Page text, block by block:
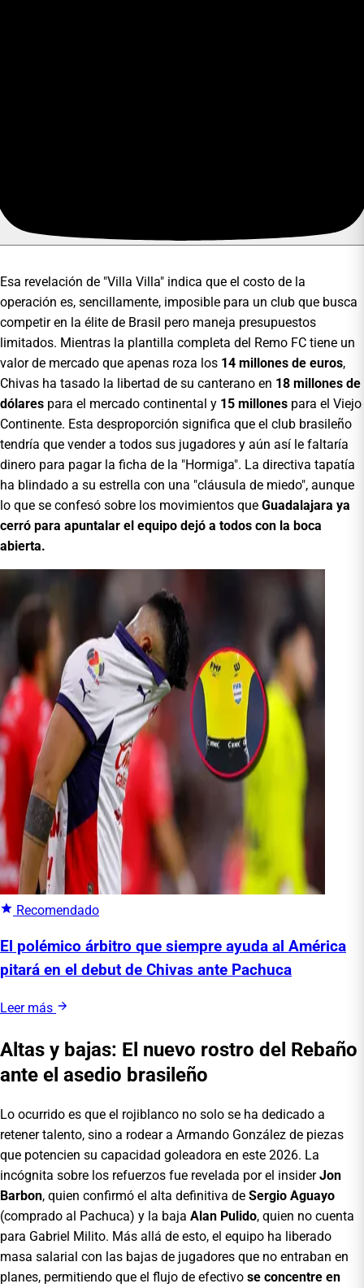
Esa revelación de "Villa Villa" indica que el costo de la
operación es, sencillamente, imposible para un club que busca
competir en la élite de Brasil pero maneja presupuestos
limitados. Mientras la plantilla completa del Remo FC tiene un
valor de mercado que apenas roza los 14 millones de euros,
Chivas ha tasado la libertad de su canterano en 18 millones de
dólares para el mercado continental y 15 millones para el Viejo
Continente. Esta desproporción significa que el club brasileño
tendría que vender a todos sus jugadores y aún así le faltaría
dinero para pagar la ficha de la "Hormiga". La directiva tapatía
ha blindado a su estrella con una "cláusula de miedo", aunque
lo que se confesó sobre los movimientos que Guadalajara ya
cerró para apuntalar el equipo dejó a todos con la boca
abierta.
Recomendado
El polémico árbitro que siempre ayuda al América
pitará en el debut de Chivas ante Pachuca
Leer más
Altas y bajas: El nuevo rostro del Rebaño
ante el asedio brasileño
Lo ocurrido es que el rojiblanco no solo se ha dedicado a
retener talento, sino a rodear a Armando González de piezas
que potencien su capacidad goleadora en este 2026. La
incógnita sobre los refuerzos fue revelada por el insiderJon
Barbon, quien confirmó el alta definitiva de Sergio Aguayo
(comprado al Pachuca) y la baja Alan Pulido, quien no cuenta
para Gabriel Milito. Más allá de esto, el equipo ha liberado
masa salarial con las bajas de jugadores que no entraban en
planes, permitiendo que el flujo de efectivo se concentre en